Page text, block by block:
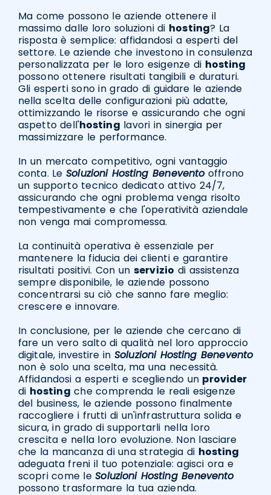
Ma come possono le aziende ottenere il
massimo dalle loro soluzioni di hosting? La
risposta è semplice: affidandosi a esperti del
settore. Le aziende che investono in consulenza
personalizzata per le loro esigenze di hosting
possono ottenere risultati tangibili e duraturi.
Gli esperti sono in grado di guidare le aziende
nella scelta delle configurazioni più adatte,
ottimizzando le risorse e assicurando che ogni
aspetto dell'hosting lavori in sinergia per
massimizzare le performance.
In un mercato competitivo, ogni vantaggio
conta. LeSoluzioni Hosting Beneventooffrono
un supporto tecnico dedicato attivo 24/7,
assicurando che ogni problema venga risolto
tempestivamente e che l'operatività aziendale
non venga mai compromessa.
La continuità operativa è essenziale per
mantenere la fiducia dei clienti e garantire
risultati positivi. Con unservizio di assistenza
sempre disponibile, le aziende possono
concentrarsi su ciò che sanno fare meglio:
crescere e innovare.
In conclusione, per le aziende che cercano di
fare un vero salto di qualità nel loro approccio
digitale, investire inSoluzioni Hosting Benevento
non è solo una scelta, ma una necessità.
Affidandosi a esperti e scegliendo un provider
di hosting che comprenda le reali esigenze
del business, le aziende possono finalmente
raccogliere i frutti di un'infrastruttura solida e
sicura, in grado di supportarli nella loro
crescita e nella loro evoluzione. Non lasciare
che la mancanza di una strategia di hosting
adeguata freni il tuo potenziale: agisci ora e
scopri come leSoluzioni Hosting Benevento
possono trasformare la tua azienda.